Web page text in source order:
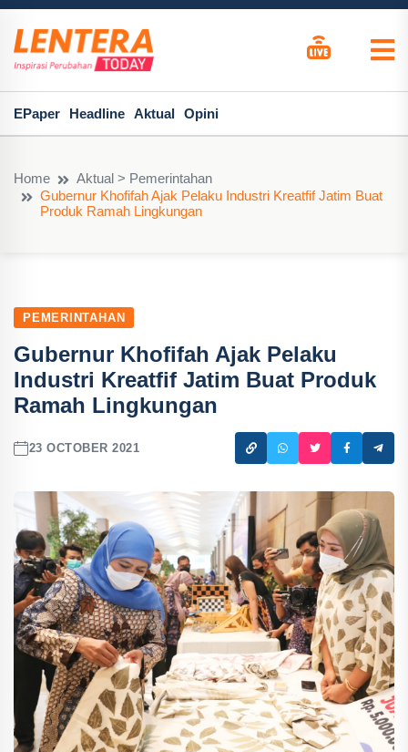
EPaper Headline Aktual Opini
Home
Aktual > Pemerintahan
Gubernur Khofifah Ajak Pelaku Industri Kreatfif Jatim Buat
Produk Ramah Lingkungan
PEMERINTAHAN
Gubernur Khofifah Ajak Pelaku
Industri Kreatfif Jatim Buat Produk
Ramah Lingkungan
23 OCTOBER 2021